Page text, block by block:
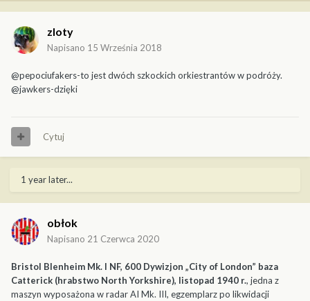
zloty
Napisano 15 Września 2018
@pepociufakers-to jest dwóch szkockich orkiestrantów w podróży.
@jawkers-dzięki
Cytuj
1 year later...
obłok
Napisano 21 Czerwca 2020
Bristol Blenheim Mk. I NF, 600 Dywizjon „City of London” baza
Catterick (hrabstwo North Yorkshire), listopad 1940 r., jedna z
maszyn wyposażona w radar AI Mk. III, egzemplarz po likwidacji